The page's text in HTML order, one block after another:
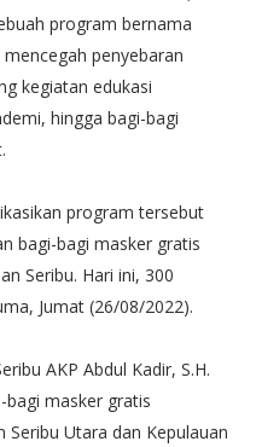
program bernama
penyebaran
kegiatan edukasi
hingga bagi-bagi
program tersebut
bagi-bagi masker gratis
Seribu. Hari ini, 300
Jumat (26/08/2022).
AKP Abdul Kadir, S.H.
masker gratis
Seribu Utara dan Kepulauan